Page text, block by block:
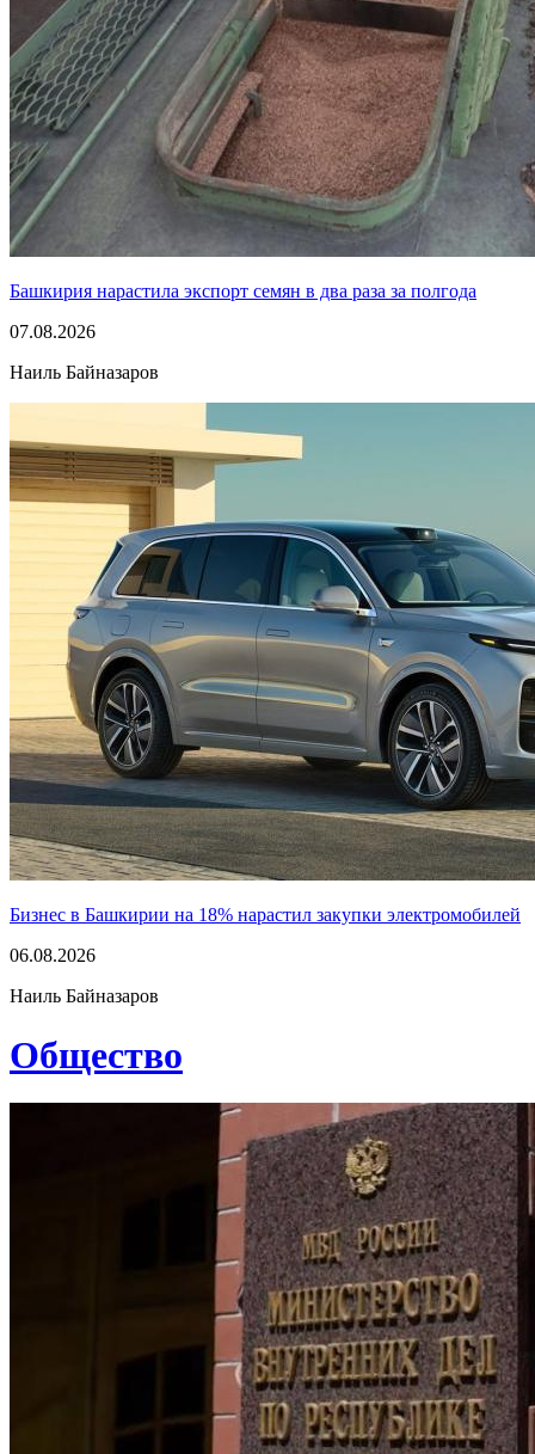
Башкирия нарастила экспорт семян в два раза за полгода
07.08.2026
Наиль Байназаров
Бизнес в Башкирии на 18% нарастил закупки электромобилей
06.08.2026
Наиль Байназаров
Общество